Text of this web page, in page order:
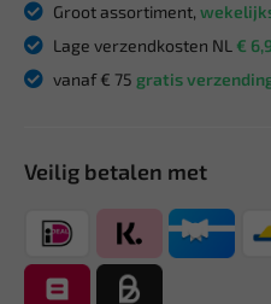
Groot assortiment,
Lage verzendkosten NL €
vanaf € 75 gratis
Veilig betalen met